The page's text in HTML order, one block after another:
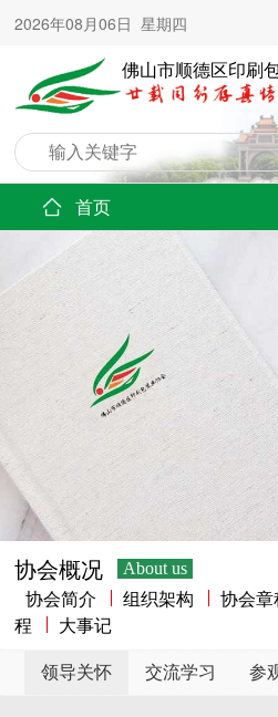
2026年08月06日 星期四
佛山市顺德区印刷
首页
协会概况 About us
协会简介 组织架构 协会章
程
大事记
领导关怀
交流学习 参